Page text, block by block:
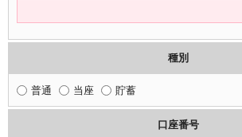
種別
普通 当座 貯蓄
口座番号